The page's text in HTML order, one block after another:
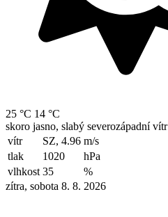
25 °C 14 °C
skoro jasno, slabý severozápadní vítr
vítr
SZ, 4.96 m/s
tlak
1020
hPa
vlhkost 35
%
zítra, sobota 8. 8. 2026